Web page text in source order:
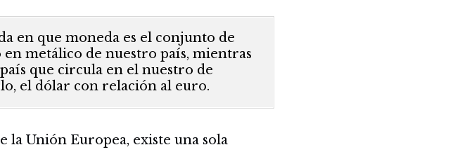
en que moneda es el conjunto de
metálico de nuestro país, mientras
que circula en el nuestro de
el dólar con relación al euro.
la Unión Europea, existe una sola